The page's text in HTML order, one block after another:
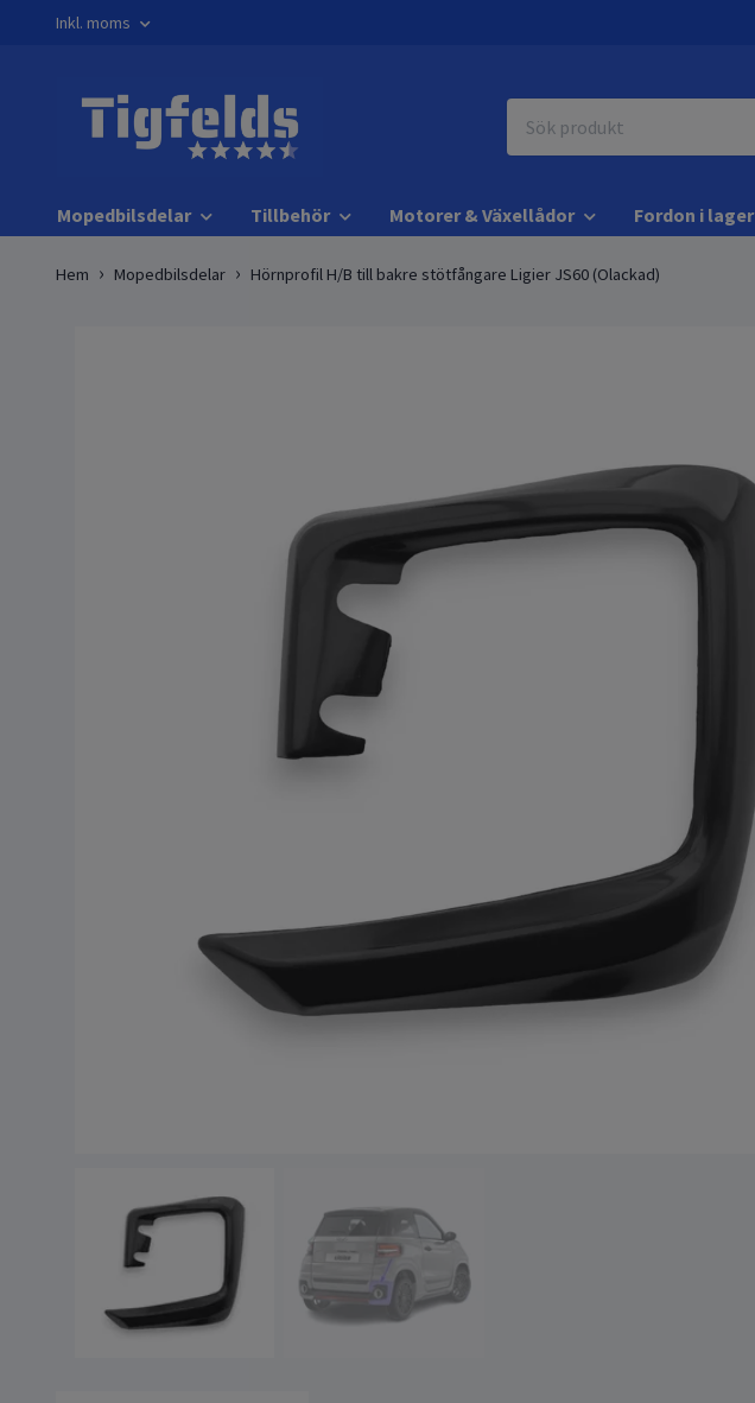
Inkl. moms
Mopedbilsdelar Tillbehör Motorer & Växellådor Fordon i lager
Hem Mopedbilsdelar Hörnprofil H/B till bakre stötfångare Ligier JS60 (Olackad)